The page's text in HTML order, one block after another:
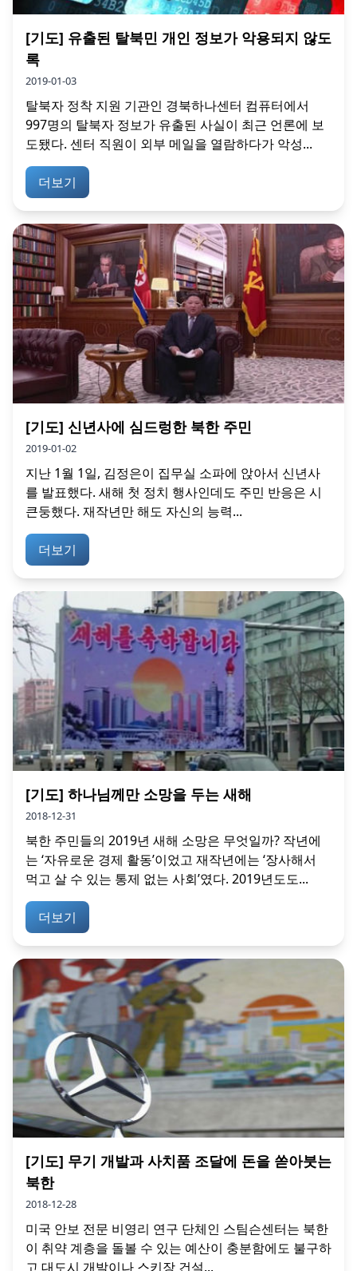
[기도] 유출된 탈북민 개인 정보가 악용되지 않도
록
2019-01-03
탈북자 정착 지원 기관인 경북하나센터 컴퓨터에서
997명의 탈북자 정보가 유출된 사실이 최근 언론에 보
도됐다. 센터 직원이 외부 메일을 열람하다가 악성...
더보기
[기도] 신년사에 심드렁한 북한 주민
2019-01-02
지난 1월 1일, 김정은이 집무실 소파에 앉아서 신년사
를 발표했다. 새해 첫 정치 행사인데도 주민 반응은 시
큰둥했다. 재작년만 해도 자신의 능력...
더보기
[기도] 하나님께만 소망을 두는 새해
2018-12-31
북한 주민들의 2019년 새해 소망은 무엇일까? 작년에
는 ‘자유로운 경제 활동’이었고 재작년에는 ‘장사해서
먹고 살 수 있는 통제 없는 사회’였다. 2019년도도...
더보기
[기도] 무기 개발과 사치품 조달에 돈을 쏟아붓는
북한
2018-12-28
미국 안보 전문 비영리 연구 단체인 스팀슨센터는 북한
이 취약 계층을 돌볼 수 있는 예산이 충분함에도 불구하
고 대도시 개발이나 스키장 건설...